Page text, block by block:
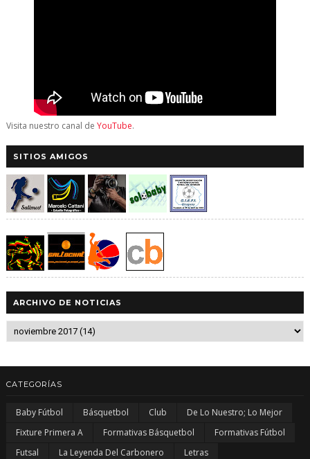
Visita nuestro canal de YouTube.
SITIOS AMIGOS
ARCHIVO DE NOTICIAS
CATEGORÍAS
Baby Fútbol Básquetbol Club
De Lo Nuestro; Lo Mejor
Fixture Primera A
Formativas Básquetbol
Formativas Fútbol
Futsal
La Leyenda Del Carbonero
Letras